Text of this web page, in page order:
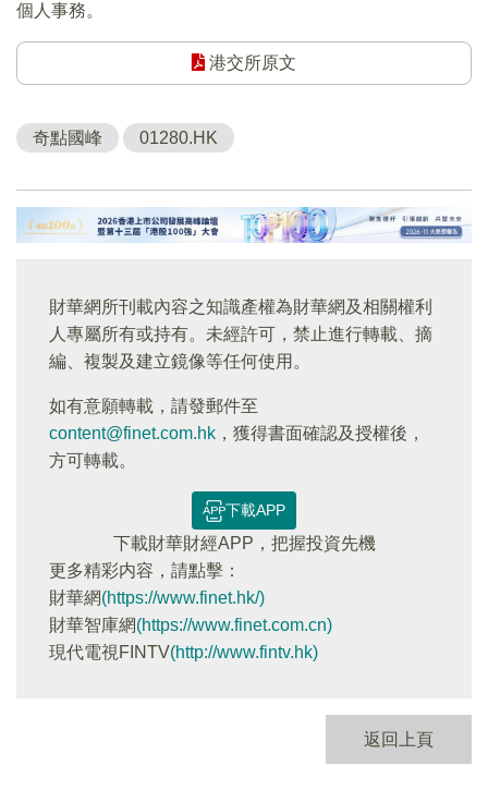
個人事務。
港交所原文
奇點國峰 01280.HK
財華網所刊載內容之知識產權為財華網及相關權利
人專屬所有或持有。未經許可，禁止進行轉載、摘
編、複製及建立鏡像等任何使用。
如有意願轉載，請發郵件至
content@finet.com.hk ，獲得書面確認及授權後，
方可轉載。
下載APP
下載財華財經APP，把握投資先機
更多精彩内容，請點擊：
財華網(https://www.finet.hk/)
財華智庫網(https://www.finet.com.cn)
現代電視FINTV(http://www.fintv.hk)
返回上頁